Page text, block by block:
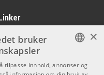
AD-omformere opp til 96
Kr 8321/stk
Om Oss
oss
Kjøpsvilkår
NORWEGIAN
×
bruker
tilpasse innhold, annonser og